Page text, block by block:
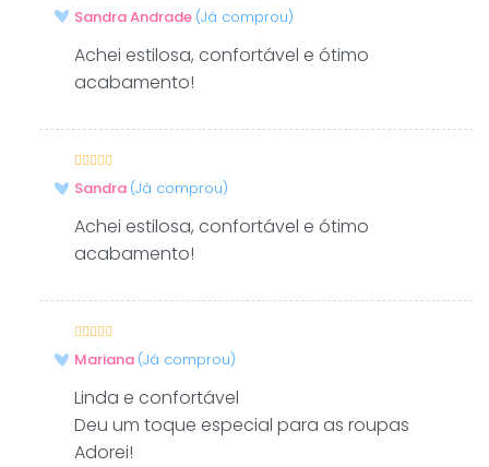
de 5
Sandra Andrade (Já comprou)
Achei estilosa, confortável e ótimo
acabamento!
Avaliação
5
de 5
Sandra (Já comprou)
Achei estilosa, confortável e ótimo
acabamento!
Avaliação
de 5
Mariana (Já comprou)
Linda e confortável
Deu um toque especial para as roupas
Adorei!